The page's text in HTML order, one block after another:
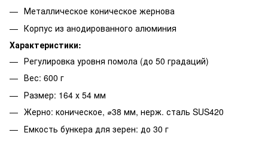
Металлическое коническое жернова
Корпус из анодированного алюминия
Характеристики:
Регулировка уровня помола (до 50 градаций)
Вес: 600 г
Размер: 164 х 54 мм
Жерно: коническое, ⌀38 мм, нерж. сталь SUS420
Емкость бункера для зерен: до 30 г